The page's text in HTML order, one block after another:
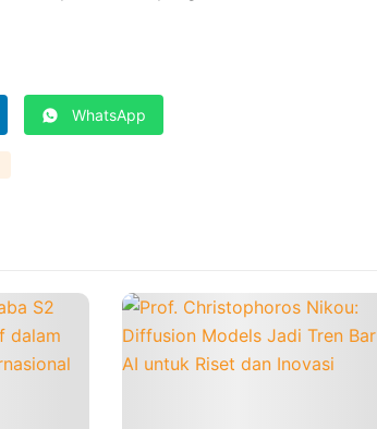
WhatsApp